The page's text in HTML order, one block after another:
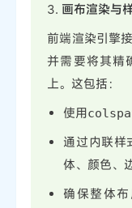
3. 画布渲染与
前端渲染引擎
并需要将其精
上。这包括：
使用
通过内联样
体、颜色、
确保整体